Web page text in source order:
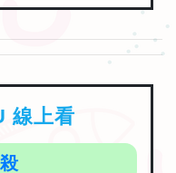
線上看